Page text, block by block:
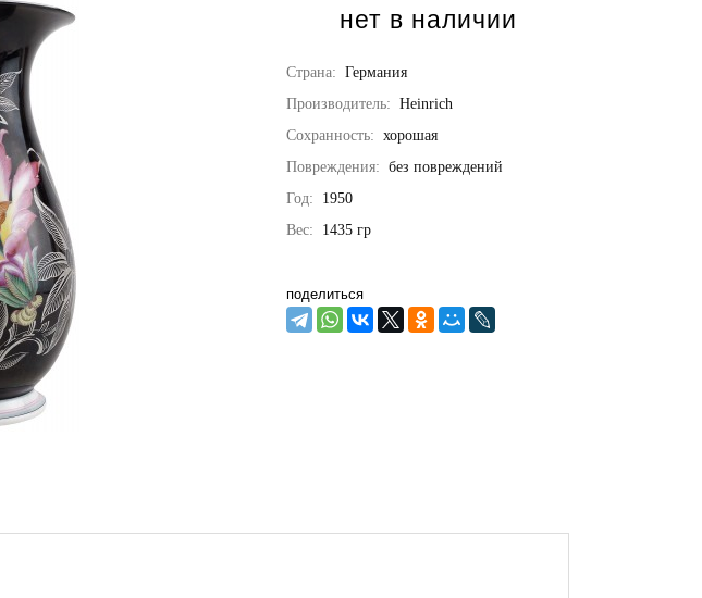
нет в наличии
Страна: Германия
Производитель: Heinrich
Сохранность: хорошая
Повреждения: без повреждений
Год: 1950
Вес: 1435 гр
поделиться